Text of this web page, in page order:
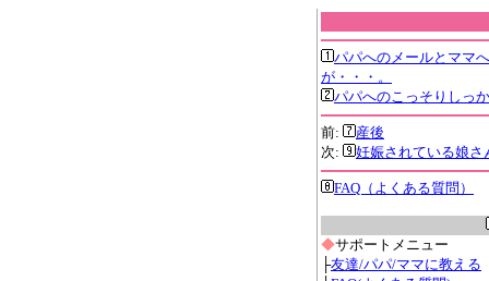
パパへのメールとママ
が・・・。
パパへのこっそりしっ
前:
産後
次:
妊娠されている娘さ
FAQ（よくある質問）
◆サポートメニュー
├友達/パパ/ママに教える